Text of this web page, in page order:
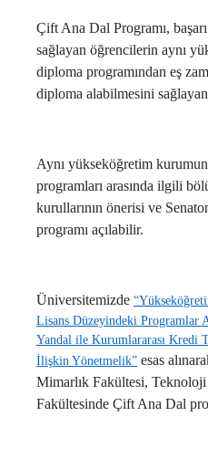
Çift Ana Dal Programı,
sağlayan öğrencilerin aynı
diploma programından eş
diploma alabilmesini
Aynı yükseköğretim
programları arasında ilgili
kurullarının önerisi ve
programı açılabilir.
Üniversitemizde
Lisans Düzeyindeki Programlar
Yandal ile Kurumlararası Kredi
İlişkin Yönetmelik” esas
Mimarlık Fakültesi,
Fakültesinde Çift Ana Dal